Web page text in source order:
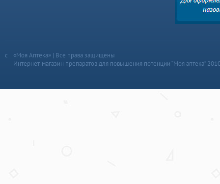
«Моя Аптека» | Все права защищены
Интернет-магазин препаратов для повышения потенции “Моя аптека”